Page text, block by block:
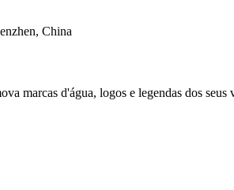
China
marcas d'água, logos e legendas dos seus